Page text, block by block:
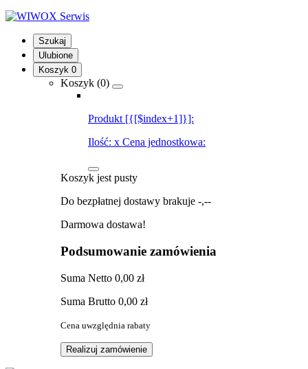
Szukaj
Ulubione
Koszyk 0
Koszyk (0)
Produkt [{[$index+1]}]:
Ilość: x Cena jednostkowa:
Koszyk jest pusty
Do bezpłatnej dostawy brakuje -,--
Darmowa dostawa!
Podsumowanie zamówienia
Suma Netto 0,00 zł
Suma Brutto 0,00 zł
Cena uwzględnia rabaty
Realizuj zamówienie